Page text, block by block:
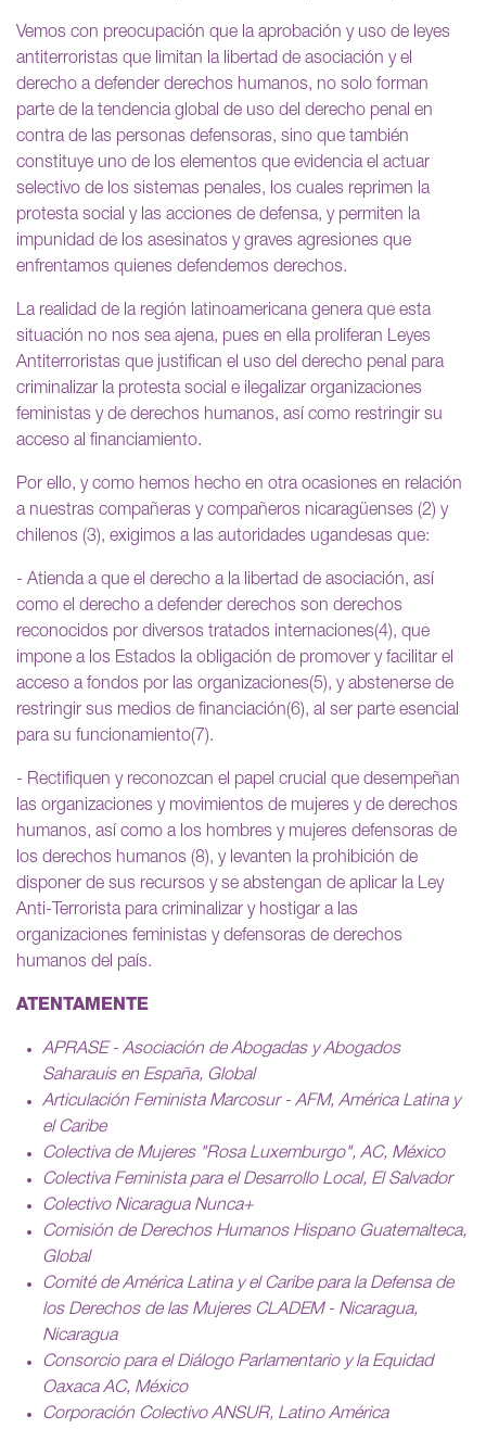
Vemos con preocupación que la aprobación y uso de leyes
antiterroristas que limitan la libertad de asociación y el
derecho a defender derechos humanos, no solo forman
parte de la tendencia global de uso del derecho penal en
contra de las personas defensoras, sino que también
constituye uno de los elementos que evidencia el actuar
selectivo de los sistemas penales, los cuales reprimen la
protesta social y las acciones de defensa, y permiten la
impunidad de los asesinatos y graves agresiones que
enfrentamos quienes defendemos derechos.
La realidad de la región latinoamericana genera que esta
situación no nos sea ajena, pues en ella proliferan Leyes
Antiterroristas que justifican el uso del derecho penal para
criminalizar la protesta social e ilegalizar organizaciones
feministas y de derechos humanos, así como restringir su
acceso al financiamiento.
Por ello, y como hemos hecho en otra ocasiones en relación
a nuestras compañeras y compañeros nicaragüenses (2) y
chilenos (3), exigimos a las autoridades ugandesas que:
- Atienda a que el derecho a la libertad de asociación, así
como el derecho a defender derechos son derechos
reconocidos por diversos tratados internaciones(4), que
impone a los Estados la obligación de promover y facilitar el
acceso a fondos por las organizaciones(5), y abstenerse de
restringir sus medios de financiación(6), al ser parte esencial
para su funcionamiento(7).
- Rectifiquen y reconozcan el papel crucial que desempeñan
las organizaciones y movimientos de mujeres y de derechos
humanos, así como a los hombres y mujeres defensoras de
los derechos humanos (8), y levanten la prohibición de
disponer de sus recursos y se abstengan de aplicar la Ley
Anti-Terrorista para criminalizar y hostigar a las
organizaciones feministas y defensoras de derechos
humanos del país.
ATENTAMENTE
APRASE - Asociación de Abogadas y Abogados
Saharauis en España, Global
Articulación Feminista Marcosur - AFM, América Latina y
el Caribe
Colectiva de Mujeres "Rosa Luxemburgo", AC, México
Colectiva Feminista para el Desarrollo Local, El Salvador
Colectivo Nicaragua Nunca+
Comisión de Derechos Humanos Hispano Guatemalteca,
Global
Comité de América Latina y el Caribe para la Defensa de
los Derechos de las Mujeres CLADEM - Nicaragua,
Nicaragua
Consorcio para el Diálogo Parlamentario y la Equidad
Oaxaca AC, México
Corporación Colectivo ANSUR, Latino América